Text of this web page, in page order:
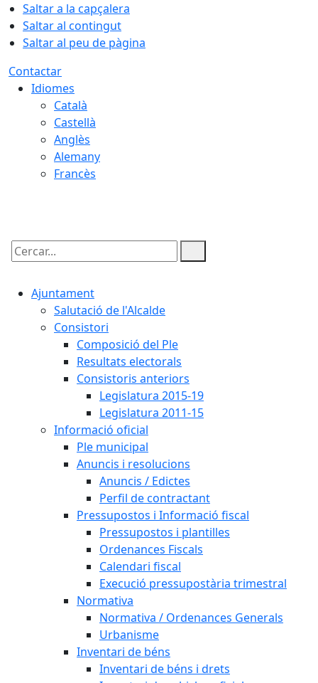
Saltar a la capçalera
Saltar al contingut
Saltar al peu de pàgina
Contactar
Idiomes
Català
Castellà
Anglès
Alemany
Francès
Cercar:
Ajuntament
Salutació de l'Alcalde
Consistori
Composició del Ple
Resultats electorals
Consistoris anteriors
Legislatura 2015-19
Legislatura 2011-15
Informació oficial
Ple municipal
Anuncis i resolucions
Anuncis / Edictes
Perfil de contractant
Pressupostos i Informació fiscal
Pressupostos i plantilles
Ordenances Fiscals
Calendari fiscal
Execució pressupostària trimestral
Normativa
Normativa / Ordenances Generals
Urbanisme
Inventari de béns
Inventari de béns i drets